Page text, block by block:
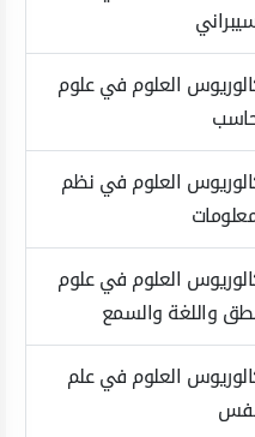
العلوم في علوم
العلوم في نظم
العلوم في علوم
واللغة والسمع
العلوم في علم